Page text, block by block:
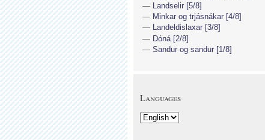
Landselir [5/8]
Minkar og trjásnákar [4/8]
Landeldislaxar [3/8]
Dóná [2/8]
Sandur og sandur [1/8]
Languages